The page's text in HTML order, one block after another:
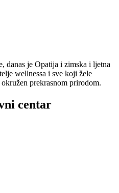
danas je Opatija i zimska i ljetna
wellnessa i sve koji žele
prekrasnom prirodom.
centar